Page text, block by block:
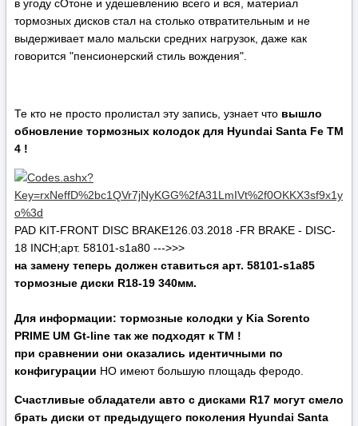
в угоду сОтоне и удешевлению всего и вся, материал
тормозных дисков стал на столько отвратительным и не
выдерживает мало мальски средних нагрузок, даже как
говорится "пенсионерский стиль вождения".
Те кто не просто пролистал эту запись, узнает что вышло
обновление тормозных колодок для Hyundai Santa Fe TM
4 !
PAD KIT-FRONT DISC BRAKE126.03.2018 -FR BRAKE - DISC-
18 INCH;арт. 58101-s1a80 --->>>
на замену теперь должен ставиться арт. 58101-s1a85
тормозные диски R18-19 340мм.
Для информации: тормозные колодки у Kia Sorento
PRIME UM Gt-line так же подходят к ТМ !
при сравнении они оказались идентичными по
конфигурации НО имеют большую площадь феродо.
Счастливые обладатели авто с дисками R17 могут смело
брать диски от предыдущего поколения Hyundai Santa